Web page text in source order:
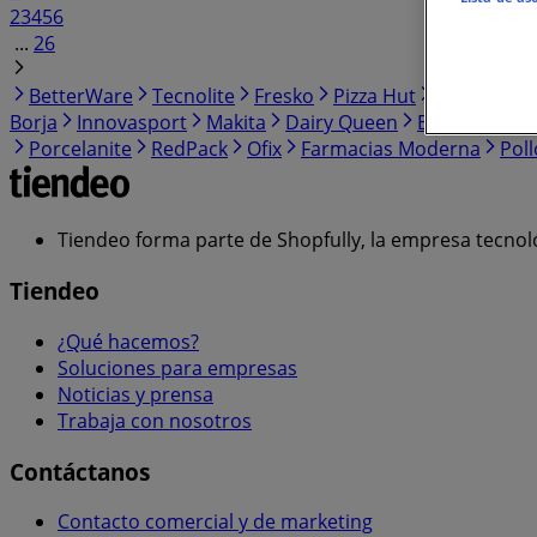
23456
... 26
BetterWare
Tecnolite Fresko Pizza Hut
Borja
Innovasport Makita Dairy Queen Build-A-Bear
Porcelanite
RedPack Ofix Farmacias Moderna
Tiendeo forma parte de Shopfully, la empresa
Tiendeo
¿Qué hacemos?
Soluciones para empresas
Noticias y prensa
Trabaja con nosotros
Contáctanos
Contacto comercial y de marketing